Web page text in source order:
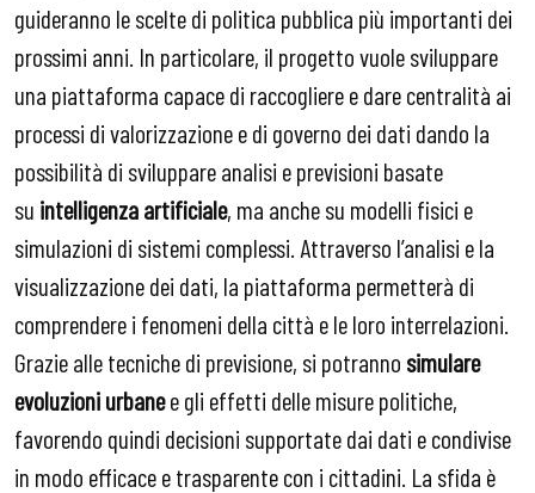
guideranno le scelte di politica pubblica più importanti dei
prossimi anni. In particolare, il progetto vuole sviluppare
una piattaforma capace di raccogliere e dare centralità ai
processi di valorizzazione e di governo dei dati dando la
possibilità di sviluppare analisi e previsioni basate
su intelligenza artificiale, ma anche su modelli fisici e
simulazioni di sistemi complessi. Attraverso l’analisi e la
visualizzazione dei dati, la piattaforma permetterà di
comprendere i fenomeni della città e le loro interrelazioni.
Grazie alle tecniche di previsione, si potranno simulare
evoluzioni urbanee gli effetti delle misure politiche,
favorendo quindi decisioni supportate dai dati e condivise
in modo efficace e trasparente con i cittadini. La sfida è